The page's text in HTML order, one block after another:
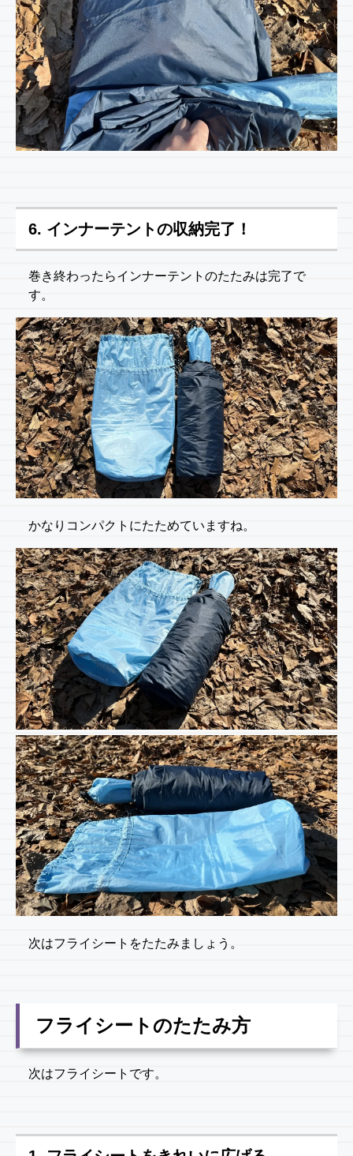
6. インナーテントの収納完了！
巻き終わったらインナーテントのたたみは完了で
す。
かなりコンパクトにたためていますね。
次はフライシートをたたみましょう。
フライシートのたたみ方
次はフライシートです。